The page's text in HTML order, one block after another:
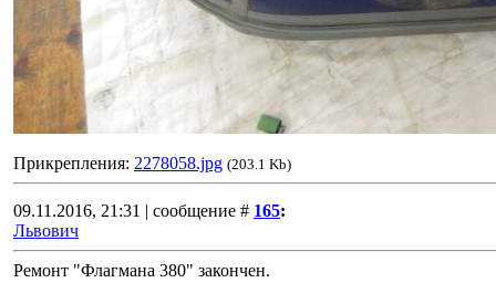
Прикрепления: 2278058.jpg (203.1 Kb)
09.11.2016, 21:31 | сообщение # 165:
Львович
Ремонт "Флагмана 380" закончен.